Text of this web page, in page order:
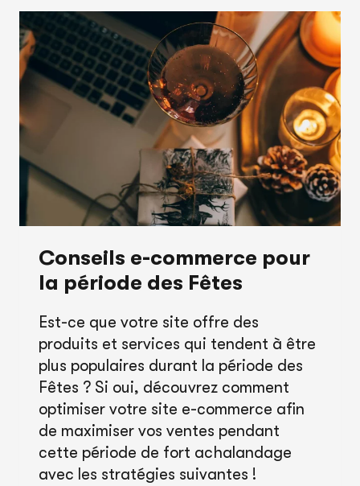
NATUREL
:
QUELLES
DIFFÉRENCES
?
Conseils e-commerce pour
la période des Fêtes
Est-ce que votre site offre des
produits et services qui tendent à être
plus populaires durant la période des
Fêtes ? Si oui, découvrez comment
optimiser votre site e-commerce afin
de maximiser vos ventes pendant
cette période de fort achalandage
avec les stratégies suivantes !